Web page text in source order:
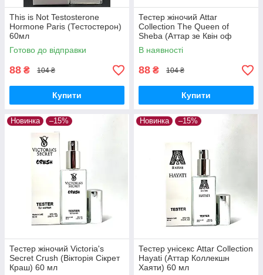
This is Not Testosterone
Hormone Paris (Тестостерон)
60мл
Готово до відправки
88 ₴ 104 ₴
Купити
Тестер жіночий Attar
Collection The Queen of
Sheba (Аттар зе Квін оф
Шеба) 65 мл
В наявності
88 ₴ 104 ₴
Купити
Новинка –15%
Тестер жіночий Victoria's
Secret Crush (Вікторія Сікрет
Краш) 60 мл
Новинка –15%
Тестер унісекс Attar Collection
Hayati (Аттар Коллекшн
Хаяти) 60 мл